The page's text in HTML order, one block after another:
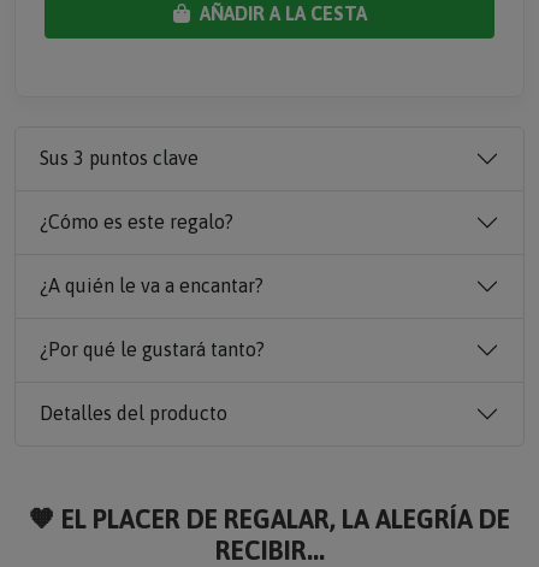
AÑADIR A LA CESTA
Sus 3 puntos clave
¿Cómo es este regalo?
¿A quién le va a encantar?
¿Por qué le gustará tanto?
Detalles del producto
🧡 EL PLACER DE REGALAR, LA ALEGRÍA DE
RECIBIR...